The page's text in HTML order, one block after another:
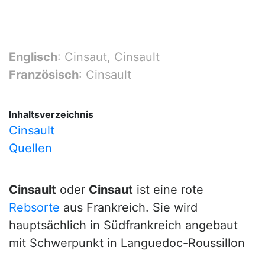
Englisch: Cinsaut, Cinsault
Französisch: Cinsault
Inhaltsverzeichnis
Cinsault
Quellen
Cinsault oder Cinsaut ist eine rote
Rebsorte aus Frankreich. Sie wird
hauptsächlich in Südfrankreich angebaut
mit Schwerpunkt in Languedoc-Roussillon